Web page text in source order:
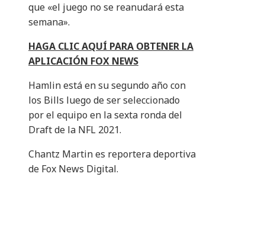
que «el juego no se reanudará esta
semana».
HAGA CLIC AQUÍ PARA OBTENER LA
APLICACIÓN FOX NEWS
Hamlin está en su segundo año con
los Bills luego de ser seleccionado
por el equipo en la sexta ronda del
Draft de la NFL 2021.
Chantz Martin es reportera deportiva
de Fox News Digital.